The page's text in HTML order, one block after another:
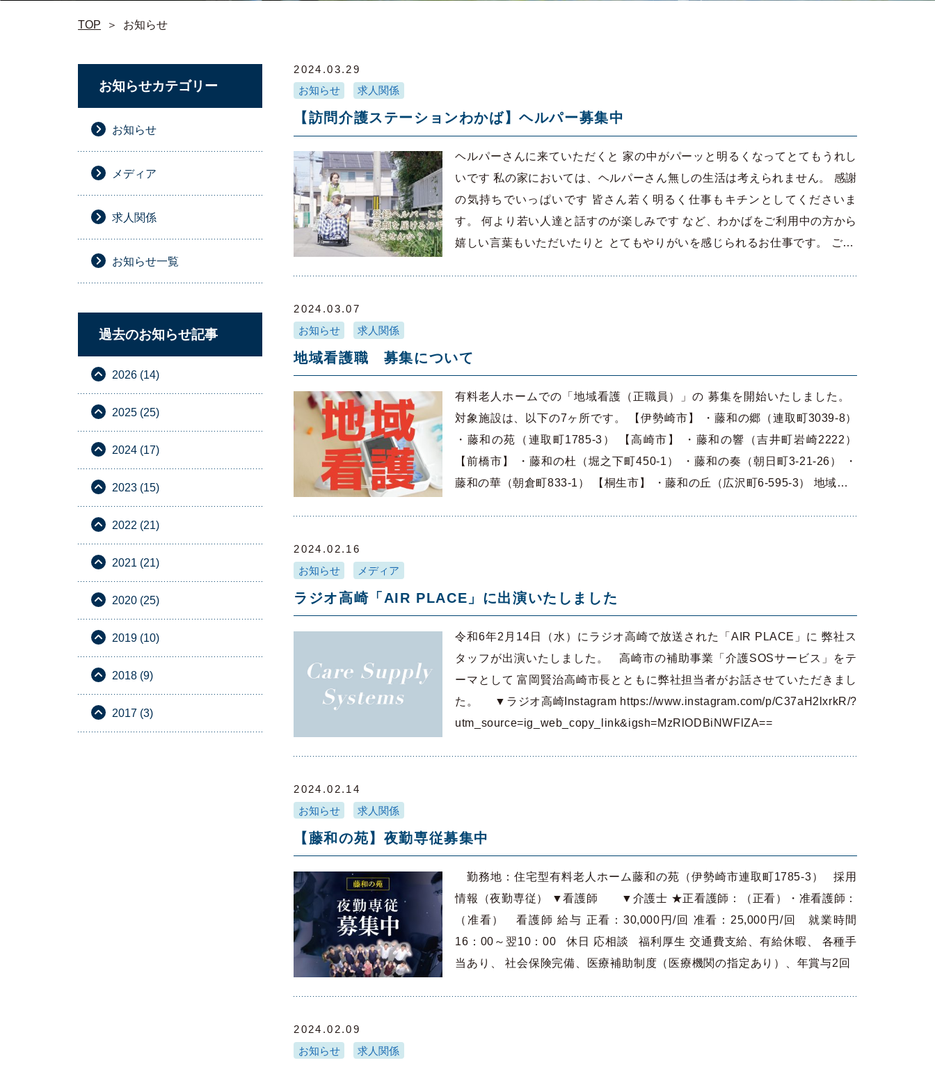
TOP ＞ お知らせ
ヘルパーさんに来ていただくと 家の中がパーッと明るくなってとてもうれし
いです 私の家においては、ヘルパーさん無しの生活は考えられません。 感謝
の気持ちでいっぱいです 皆さん若く明るく仕事もキチンとしてくださいま
す。 何より若い人達と話すのが楽しみです など、わかばをご利用中の方から
嬉しい言葉もいただいたりと とてもやりがいを感じられるお仕事です。 ご…
2024.03.29
お知らせ
求人関係
【訪問介護ステーションわかば】ヘルパー募集中
有料老人ホームでの「地域看護（正職員）」の 募集を開始いたしました。
対象施設は、以下の7ヶ所です。 【伊勢崎市】 ・藤和の郷（連取町3039-8）
・藤和の苑（連取町1785-3） 【高崎市】 ・藤和の響（吉井町岩崎2222）
【前橋市】 ・藤和の杜（堀之下町450-1） ・藤和の奏（朝日町3-21-26） ・
藤和の華（朝倉町833-1） 【桐生市】 ・藤和の丘（広沢町6-595-3） 地域…
2024.03.07
お知らせ
求人関係
地域看護職 募集について
令和6年2月14日（水）にラジオ高崎で放送された「AIR PLACE」に 弊社ス
タッフが出演いたしました。 高崎市の補助事業「介護SOSサービス」をテ
ーマとして 富岡賢治高崎市長とともに弊社担当者がお話させていただきまし
た。 ▼ラジオ高崎Instagram https://www.instagram.com/p/C37aH2lxrkR/?
utm_source=ig_web_copy_link&igsh=MzRlODBiNWFlZA==
2024.02.16
お知らせ
メディア
ラジオ高崎「AIR PLACE」に出演いたしました
勤務地：住宅型有料老人ホーム藤和の苑（伊勢崎市連取町1785-3） 採用
情報（夜勤専従） ▼看護師 ▼介護士 ★正看護師：（正看）・准看護師：
（准看） 看護師 給与 正看：30,000円/回 准看：25,000円/回 就業時間
16：00～翌10：00 休日 応相談 福利厚生 交通費支給、有給休暇、 各種手
当あり、 社会保険完備、医療補助制度（医療機関の指定あり）、年賞与2回
2024.02.14
お知らせ
求人関係
【藤和の苑】夜勤専従募集中
2024.02.09
お知らせ
求人関係
お知らせカテゴリー
お知らせ
メディア
求人関係
お知らせ一覧
過去のお知らせ記事
2026 (14)
2025 (25)
2024 (17)
2023 (15)
2022 (21)
2021 (21)
2020 (25)
2019 (10)
2018 (9)
2017 (3)